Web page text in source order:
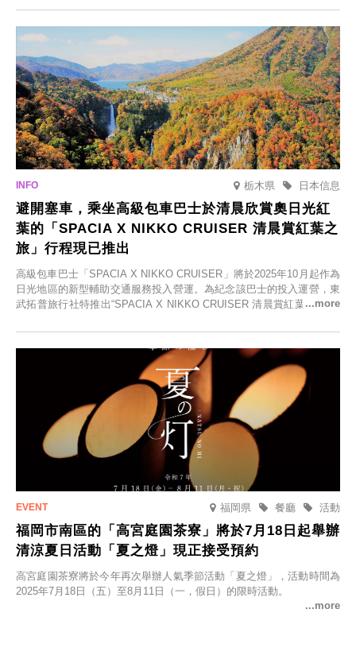
食材的餐廳。讓您體驗黑川溫泉的全新樂趣。
栃木県 日本信息
避開塞車，乘坐高級包車巴士於清晨欣賞奧日光紅
葉的「SPACIA X NIKKO CRUISER 清晨賞紅葉之
旅」行程現已推出
高級包車巴士「SPACIA X NIKKO CRUISER」將於2025年10月起作為
日光地區的新型輔助交通服務投入營運。為紀念該巴士的投入運營，東
武拓普旅行社特推出“SPACIA X NIKKO CRUISER 清晨賞紅葉之旅”，
福岡県 活動
餐廳
福岡市南區的「高宮庭園茶寮」將於7月18日起舉辦
清涼夏日活動「夏之燈」現正接受預約
高宮庭園茶寮將於今年再次舉辦人氣季節活動「夏之燈」，活動時間為
2025年7月18日（五）至8月11日（一，假日）的限時活動。